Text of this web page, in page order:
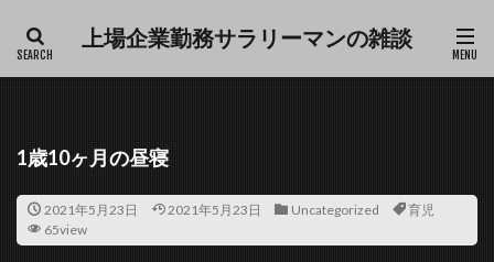
上場企業勤務サラリーマンの雑談
1歳10ヶ月の昼寝
2021年5月23日 2021年5月23日 Uncategorized
育児
65view
ファッション デザイン 流行
タグ